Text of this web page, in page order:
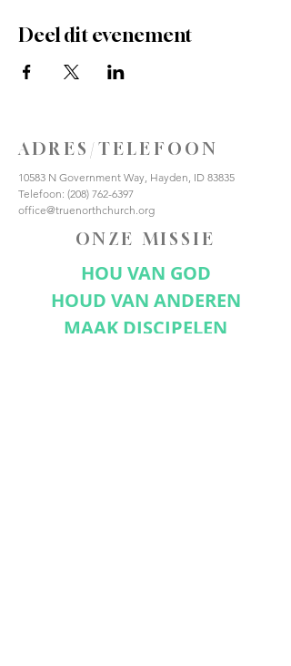
Deel dit evenement
ADRES/TELEFOON
10583 N Government Way, Hayden, ID 83835
Telefoon: (208) 762-6397
office@truenorthchurch.org
ONZE MISSIE
HOU VAN GOD
HOUD VAN ANDEREN
MAAK DISCIPELEN